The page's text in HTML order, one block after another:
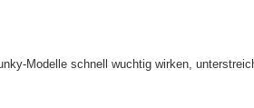
Modelle schnell wuchtig wirken,